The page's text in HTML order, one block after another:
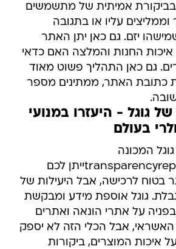
אמיתית של מתשמשים
עליו או בתגובה
יזם. גם כאן יתן האתר
החנות והמלצה האם כדאי
גם כאן התהליך פשוט מאוד
את כתובת האתר, ממתינים מספר
גוגל - היעזרו במנועי
בעולם
המכונה
transparencyreport.google.comייתן לכם
לרכישה, אבל היעילות של
גוגל אוספת מידע ומבקשת
על אתרי הונאה ואתרים
האשראי, אבל הכלי הזה לא יספק
איכות המוצרים, ביקורות